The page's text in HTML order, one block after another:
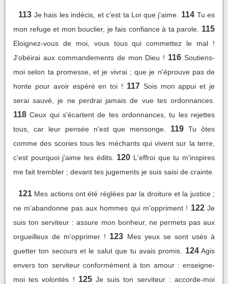
113 Je hais les indécis, et c'est ta Loi que j'aime. 114 Tu es
mon refuge et mon bouclier, je fais confiance à ta parole.
115
Eloignez-vous de moi, vous tous qui commettez le mal !
J'obéirai aux commandements de mon Dieu ! 116 Soutiens-
moi selon ta promesse, et je vivrai ; que je n'éprouve pas de
honte pour avoir espéré en toi ! 117 Sois mon appui et je
serai sauvé, je ne perdrai jamais de vue tes ordonnances.
118 Ceux qui s'écartent de tes ordonnances, tu les rejettes
tous, car leur pensée n'est que mensonge.
119 Tu ôtes
comme des scories tous les méchants qui vivent sur la terre,
c'est pourquoi j'aime tes édits.
120 L'effroi que tu m'inspires
me fait trembler ; devant tes jugements je suis saisi de crainte.
121 Mes actions ont été réglées par la droiture et la justice ;
ne m'abandonne pas aux hommes qui m'oppriment ! 122 Je
suis ton serviteur : assure mon bonheur, ne permets pas aux
orgueilleux de m'opprimer ! 123 Mes yeux se sont usés à
guetter ton secours et le salut que tu avais promis.
124 Agis
envers ton serviteur conformément à ton amour : enseigne-
moi tes volontés ! 125 Je suis ton serviteur : accorde-moi